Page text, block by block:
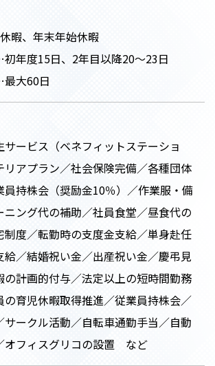
暇、年末年始休暇
年度15日、2年目以降20～23日
大60日
サービス（ベネフィットステーショ
リアプラン／社会保険完備／各種団体
員持株会（奨励金10％）／作業服・備
ニング代の補助／社員食堂／昼食代の
制度／転勤時の支度金支給／単身赴任
給／結婚祝い金／出産祝い金／慶弔見
の計画的付与／法定以上の短時間勤務
の育児休暇取得推進／従業員持株会／
サークル活動／自転車通勤手当／自動
オフィスグリコの設置 など